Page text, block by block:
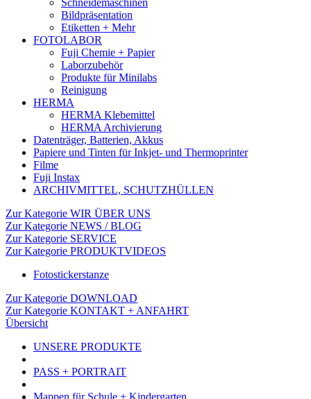
Schneidemaschinen
Bildpräsentation
Etiketten + Mehr
FOTOLABOR
Fuji Chemie + Papier
Laborzubehör
Produkte für Minilabs
Reinigung
HERMA
HERMA Klebemittel
HERMA Archivierung
Datenträger, Batterien, Akkus
Papiere und Tinten für Inkjet- und Thermoprinter
Filme
Fuji Instax
ARCHIVMITTEL, SCHUTZHÜLLEN
Zur Kategorie WIR ÜBER UNS
Zur Kategorie NEWS / BLOG
Zur Kategorie SERVICE
Zur Kategorie PRODUKTVIDEOS
Fotostickerstanze
Zur Kategorie DOWNLOAD
Zur Kategorie KONTAKT + ANFAHRT
Übersicht
UNSERE PRODUKTE
PASS + PORTRAIT
Mappen für Schule + Kindergarten